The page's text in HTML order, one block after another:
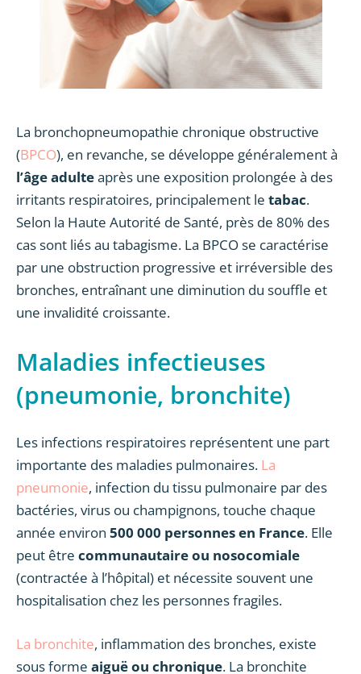
La bronchopneumopathie chronique obstructive
(BPCO), en revanche, se développe généralement à
l’âge adulteaprès une exposition prolongée à des
irritants respiratoires, principalement le tabac.
Selon la Haute Autorité de Santé, près de 80% des
cas sont liés au tabagisme. La BPCO se caractérise
par une obstruction progressive et irréversible des
bronches, entraînant une diminution du souffle et
une invalidité croissante.
Maladies infectieuses
(pneumonie, bronchite)
Les infections respiratoires représentent une part
importante des maladies pulmonaires. La
pneumonie, infection du tissu pulmonaire par des
bactéries, virus ou champignons, touche chaque
année environ 500 000 personnes en France. Elle
peut être communautaire ou nosocomiale
(contractée à l’hôpital) et nécessite souvent une
hospitalisation chez les personnes fragiles.
La bronchite, inflammation des bronches, existe
sous forme aiguë ou chronique. La bronchite